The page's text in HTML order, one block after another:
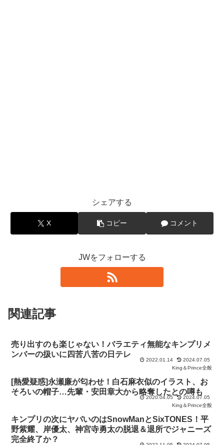
シェアする
X コピー コメント
JWをフォローする
関連記事
売り出すのも楽じゃない！バラエティ無能なキンプリメ
ンバーの扱いに四苦八苦の日テレ
2022.01.14
2024.07.05
King＆Prince全般
[熱愛疑惑]永瀬廉が匂わせ！白石麻衣似のイラスト、お
そろいの帽子…先輩・安田章大から略奪したとの噂も
2020.04.05
2024.07.05
King＆Prince全般
キンプリの次にヤバいのはSnowManとSixTONES！平
野紫耀、岸優太、神宮寺勇太の脱退＆退所でジャニーズ
完全終了か？